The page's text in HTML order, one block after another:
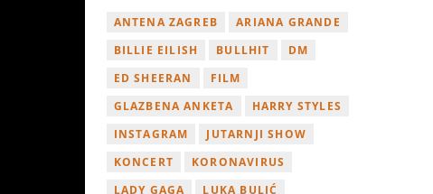
ANTENA ZAGREB
ARIANA GRANDE
BILLIE EILISH
BULLHIT
DM
ED SHEERAN
FILM
GLAZBENA ANKETA
HARRY STYLES
INSTAGRAM
JUTARNJI SHOW
KONCERT
KORONAVIRUS
LADY GAGA
LUKA BULIĆ